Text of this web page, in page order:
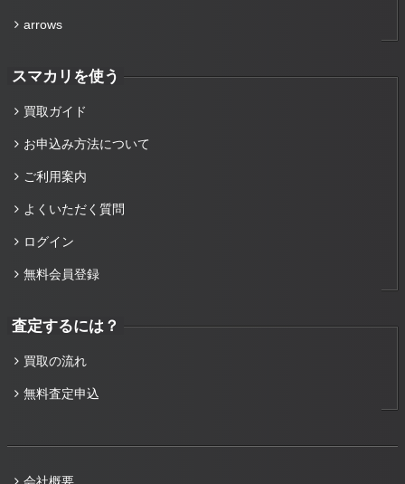
arrows
スマカリを使う
買取ガイド
お申込み方法について
ご利用案内
よくいただく質問
ログイン
無料会員登録
査定するには？
買取の流れ
無料査定申込
会社概要